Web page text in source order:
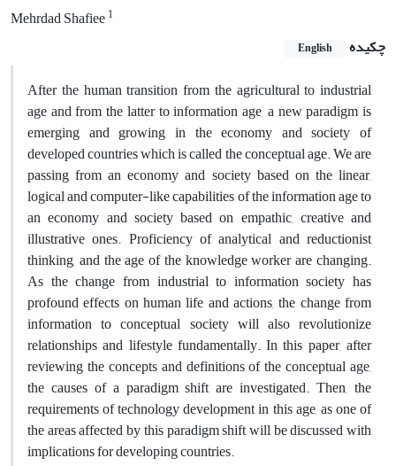
Mehrdad Shafiee1
چکیده English
After the human transition from the agricultural to industrial
age and from the latter to information age, a new paradigm is
emerging and growing in the economy and society of
developed countries which is called the conceptual age. We are
passing from an economy and society based on the linear,
logical and computer-like capabilities of the information age to
an economy and society based on empathic, creative and
illustrative ones. Proficiency of analytical and reductionist
thinking, and the age of the knowledge worker are changing.
As the change from industrial to information society has
profound effects on human life and actions, the change from
information to conceptual society will also revolutionize
relationships and lifestyle fundamentally. In this paper, after
reviewing the concepts and definitions of the conceptual age,
the causes of a paradigm shift are investigated. Then, the
requirements of technology development in this age, as one of
the areas affected by this paradigm shift will be discussed with
implications for developing countries.